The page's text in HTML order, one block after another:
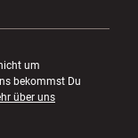
um
bekommst Du
über uns